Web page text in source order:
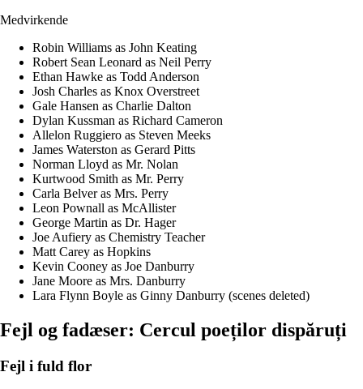
Medvirkende
Robin Williams as John Keating
Robert Sean Leonard as Neil Perry
Ethan Hawke as Todd Anderson
Josh Charles as Knox Overstreet
Gale Hansen as Charlie Dalton
Dylan Kussman as Richard Cameron
Allelon Ruggiero as Steven Meeks
James Waterston as Gerard Pitts
Norman Lloyd as Mr. Nolan
Kurtwood Smith as Mr. Perry
Carla Belver as Mrs. Perry
Leon Pownall as McAllister
George Martin as Dr. Hager
Joe Aufiery as Chemistry Teacher
Matt Carey as Hopkins
Kevin Cooney as Joe Danburry
Jane Moore as Mrs. Danburry
Lara Flynn Boyle as Ginny Danburry (scenes deleted)
Fejl og fadæser: Cercul poeților dispăruți
Fejl i fuld flor